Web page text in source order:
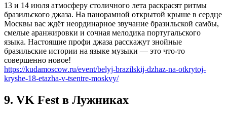
13 и 14 июля атмосферу столичного лета раскрасят ритмы
бразильского джаза. На панорамной открытой крыше в сердце
Москвы вас ждёт неординарное звучание бразильской самбы,
смелые аранжировки и сочная мелодика португальского
языка. Настоящие профи джаза расскажут знойные
бразильские истории на языке музыки — это что-то
совершенно новое!
https://kudamoscow.ru/event/belyj-brazilskij-dzhaz-na-otkrytoj-
kryshe-18-etazha-v-tsentre-moskvy/
9. VK Fest в Лужниках